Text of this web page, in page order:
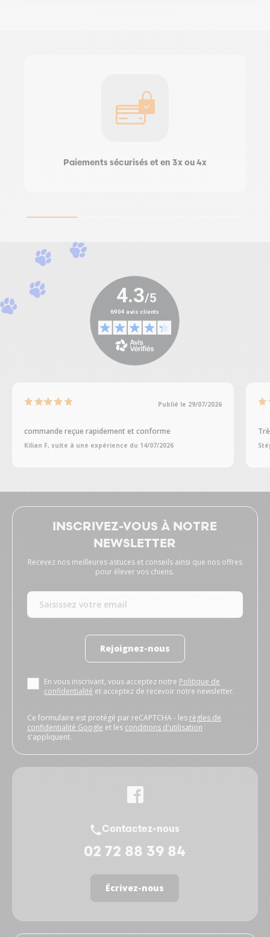
Paiements sécurisés et en 3x ou 4x
Publié le 29/07/2026
commande reçue rapidement et conforme
Kilian F, suite à une expérience du 14/07/2026
INSCRIVEZ-VOUS À NOTRE
NEWSLETTER
Recevez nos meilleures astuces et conseils ainsi que nos offres
pour élever vos chiens.
Rejoignez-nous
En vous inscrivant, vous acceptez notre Politique de
confidentialité et acceptez de recevoir notre newsletter.
Ce formulaire est protégé par reCAPTCHA - les règles de
confidentialité Google et les conditions d'utilisation
s'appliquent.
Contactez-nous
02 72 88 39 84
Écrivez-nous